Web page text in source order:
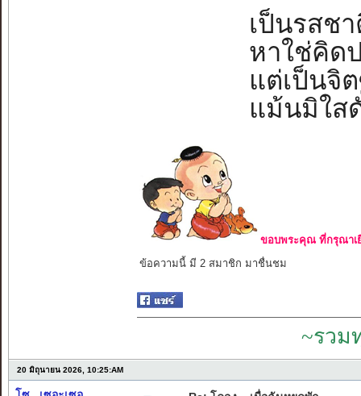
เป็นรสช
หาใช่คิด
แต่เป็นจิ
แม้นมิใส
ขอบพระคุณ ที่กรุณาเ
ข้อความนี้ มี 2 สมาชิก มาชื่นชม
~รวม
20 มิถุนายน 2026, 10:25:AM